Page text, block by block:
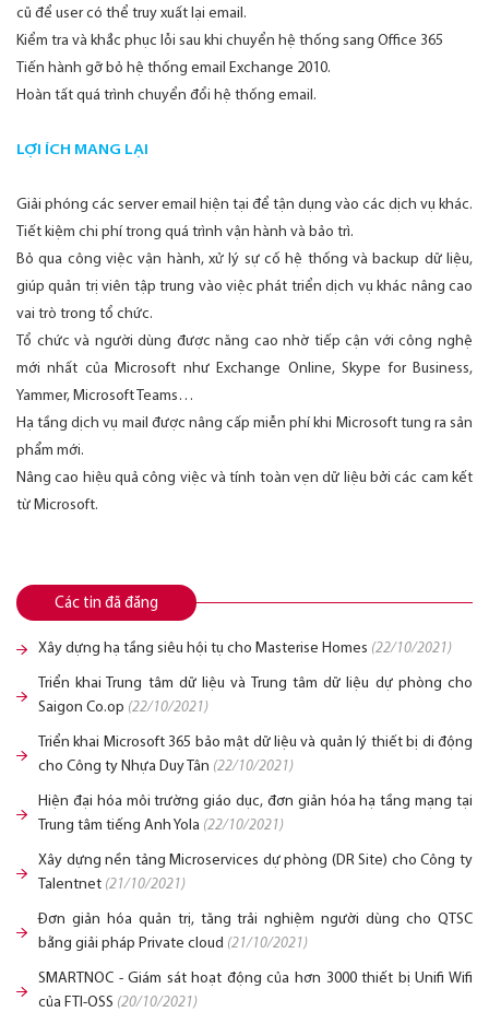
cũ để user có thể truy xuất lại email.
Kiểm tra và khắc phục lỗi sau khi chuyển hệ thống sang Office 365
Tiến hành gỡ bỏ hệ thống email Exchange 2010.
Hoàn tất quá trình chuyển đổi hệ thống email.
LỢI ÍCH MANG LẠI
Giải phóng các server email hiện tại để tận dụng vào các dịch vụ khác.
Tiết kiệm chi phí trong quá trình vận hành và bảo trì.
Bỏ qua công việc vận hành, xử lý sự cố hệ thống và backup dữ liệu,
giúp quản trị viên tập trung vào việc phát triển dịch vụ khác nâng cao
vai trò trong tổ chức.
Tổ chức và người dùng được năng cao nhờ tiếp cận với công nghệ
mới nhất của Microsoft như Exchange Online, Skype for Business,
Yammer, Microsoft Teams…
Hạ tầng dịch vụ mail được nâng cấp miễn phí khi Microsoft tung ra sản
phẩm mới.
Nâng cao hiệu quả công việc và tính toàn vẹn dữ liệu bởi các cam kết
từ Microsoft.
Các tin đã đăng
Xây dựng hạ tầng siêu hội tụ cho Masterise Homes (22/10/2021)
Triển khai Trung tâm dữ liệu và Trung tâm dữ liệu dự phòng cho
Saigon Co.op (22/10/2021)
Triển khai Microsoft 365 bảo mật dữ liệu và quản lý thiết bị di động
cho Công ty Nhựa Duy Tân (22/10/2021)
Hiện đại hóa môi trường giáo dục, đơn giản hóa hạ tầng mạng tại
Trung tâm tiếng Anh Yola (22/10/2021)
Xây dựng nền tảng Microservices dự phòng (DR Site) cho Công ty
Talentnet (21/10/2021)
Đơn giản hóa quản trị, tăng trải nghiệm người dùng cho QTSC
bằng giải pháp Private cloud (21/10/2021)
SMARTNOC - Giám sát hoạt động của hơn 3000 thiết bị Unifi Wifi
của FTI-OSS (20/10/2021)